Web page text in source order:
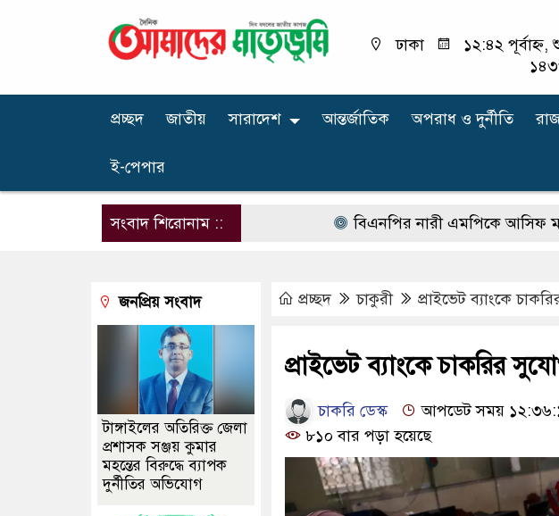
ঢাকা
১২:৪২
প্রচ্ছদ জাতীয় সারাদেশ আন্তর্জাতিক অপরাধ ‍ও দুর্নীতি
ই-পেপার
সংবাদ শিরোনাম :: বিএনপির নারী এমপিকে আসিফ
প্রচ্ছদ চাকুরী প্রাইভেট ব্যাংকে
প্রাইভেট ব্যাংকে চাকরির
চাকরি ডেস্ক
আপডেট সময়
৮১০ বার পড়া হয়েছে
জনপ্রিয় সংবাদ
টাঙ্গাইলের অতিরিক্ত জেলা
প্রশাসক সঞ্জয় কুমার
মহন্তের বিরুদ্ধে ব্যাপক
দুর্নীতির অভিযোগ